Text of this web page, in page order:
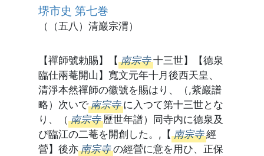
堺市史 第七巻
（（五八）清巖宗渭）
【禪師號勅賜】【 南宗寺 十三世】【德泉
臨仕兩菴開山】寬文元年十月後西天皇、
清淨本然禪師の徽號を賜はり、（,紫巖譜
略）次いで 南宗寺 に入つて第十三世とな
り、（ 南宗寺 歷世年譜）同寺内に德泉及
び臨江の二菴を開創した。,【 南宗寺 經
營】後亦 南宗寺 の經營に意を用ひ、正保